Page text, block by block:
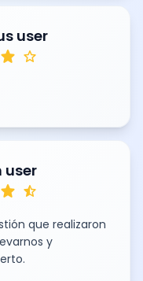
user
star star
user
star star_half
que realizaron
y